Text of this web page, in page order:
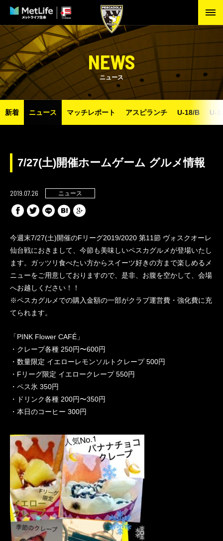
NEWS
ニュース
新着 ニュース マッチレポート アスピランチ U-18/B U-
7/27(土)開催ホームゲーム グルメ情報
2019.07.26 ニュース
今週末7/27(土)開催のFリーグ2019/2020 第11節 ヴォスクオーレ
仙台戦におきまして、今節も美味しいペスカグルメが登場いたし
ます。ガッツリ食べたい方からスイーツ好きの方まで楽しめるメ
ニューをご用意しておりますので、是非、お腹を空かして、会場
へお越しください！！
※ペスカグルメでの購入金額の一部がクラブ運営費・強化費に充
てられます。
「PINK Flower CAFÉ」
・クレープ各種 250円〜600円
・数量限定 イエローレモンソルトクレープ 500円
・Fリーグ限定 イエロークレープ 550円
・ペス氷 350円
・ドリンク各種 200円〜350円
・本日のコーヒー 300円